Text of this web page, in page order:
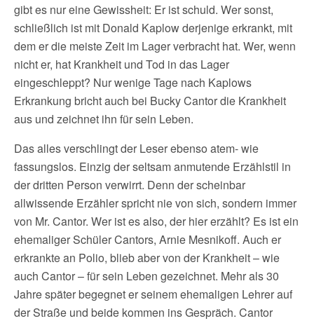
gibt es nur eine Gewissheit: Er ist schuld. Wer sonst,
schließlich ist mit Donald Kaplow derjenige erkrankt, mit
dem er die meiste Zeit im Lager verbracht hat. Wer, wenn
nicht er, hat Krankheit und Tod in das Lager
eingeschleppt? Nur wenige Tage nach Kaplows
Erkrankung bricht auch bei Bucky Cantor die Krankheit
aus und zeichnet ihn für sein Leben.
Das alles verschlingt der Leser ebenso atem- wie
fassungslos. Einzig der seltsam anmutende Erzählstil in
der dritten Person verwirrt. Denn der scheinbar
allwissende Erzähler spricht nie von sich, sondern immer
von Mr. Cantor. Wer ist es also, der hier erzählt? Es ist ein
ehemaliger Schüler Cantors, Arnie Mesnikoff. Auch er
erkrankte an Polio, blieb aber von der Krankheit – wie
auch Cantor – für sein Leben gezeichnet. Mehr als 30
Jahre später begegnet er seinem ehemaligen Lehrer auf
der Straße und beide kommen ins Gespräch. Cantor